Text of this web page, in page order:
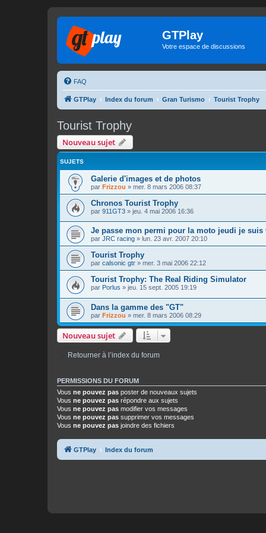
GTPlay
Votre espace de discussions
FAQ
GTPlay Index du forum Gran Turismo Tourist Trophy
Tourist Trophy
Nouveau sujet
SUJETS
Galerie d'images et de photos
par Frizzou » mer. 8 mars 2006 08:37
Chronos Tourist Trophy
par 911GT3 » jeu. 4 mai 2006 16:36
Je passe mon permi pour la moto jeudi je suis
par JRC racing » lun. 23 avr. 2007 20:10
Tourist Trophy
par calsonic gtr » mer. 3 mai 2006 22:12
Tourist Trophy: The Real Riding Simulator
par Porlus » jeu. 15 sept. 2005 19:19
Dans la gamme des "GT"
par Frizzou » mer. 8 mars 2006 08:29
Nouveau sujet
Retourner à l’index du forum
PERMISSIONS DU FORUM
Vous ne pouvez pas poster de nouveaux sujets
Vous ne pouvez pas répondre aux sujets
Vous ne pouvez pas modifier vos messages
Vous ne pouvez pas supprimer vos messages
Vous ne pouvez pas joindre des fichiers
GTPlay Index du forum